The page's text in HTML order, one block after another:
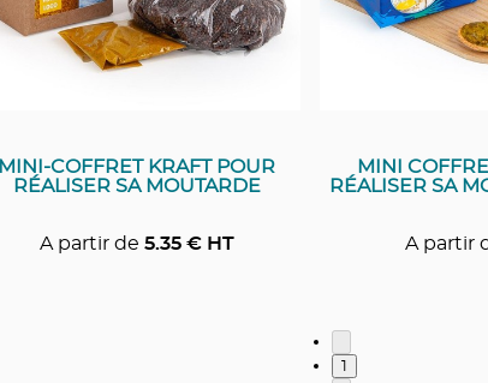
MINI-COFFRET KRAFT POUR
RÉALISER SA MOUTARDE
A partir de 5.35€ HT
MINI
RÉALISER SA
A partir
1